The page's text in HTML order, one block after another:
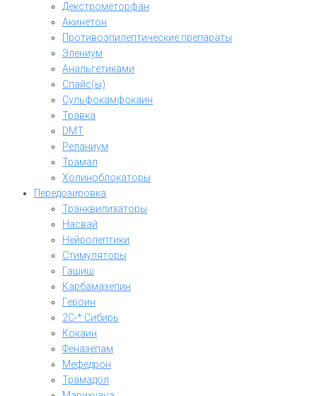
Декстрометорфан
Акинетон
Противоэпилептические препараты
Элениум
Анальгетиками
Спайс(ы)
Сульфокамфокаин
Травка
DMT
Реланиум
Трамал
Холиноблокаторы
Передозировка
Транквилизаторы
Насвай
Нейролептики
Стимуляторы
Гашиш
Карбамазепин
Героин
2C-* Сибирь
Кокаин
Феназепам
Мефедрон
Трамадол